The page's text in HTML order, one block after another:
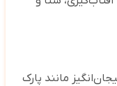
مانند پارک